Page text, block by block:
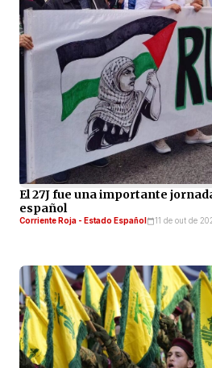
El 27J fue una importante
español
Corriente Roja - Estado Español 11 de out de